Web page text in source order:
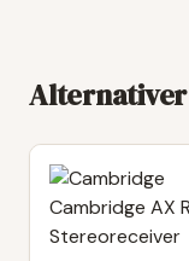
Alternativer